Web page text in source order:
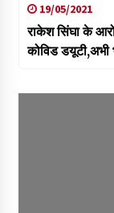
19/05/2021
राकेश सिंघा के
कोविड